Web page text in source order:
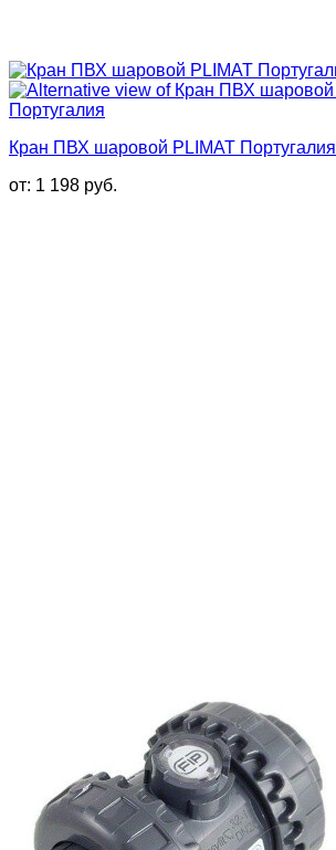
Кран ПВХ шаровой PLIMAT Португалия
от: 1 198 руб.